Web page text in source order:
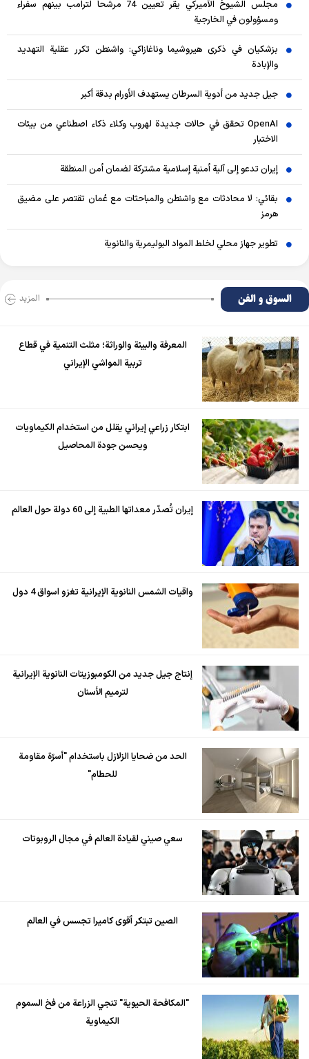
مجلس الشيوخ الأميركي يقر تعيين 74 مرشحاً لترامب بينهم سفراء
ومسؤولون في الخارجية
بزشكيان في ذكرى هيروشيما وناغازاكي: واشنطن تكرر عقلية التهديد
والإبادة
جيل جديد من أدوية السرطان يستهدف الأورام بدقة أكبر
OpenAI تحقق في حالات جديدة لهروب وكلاء ذكاء اصطناعي من بيئات
الاختبار
إيران تدعو إلى آلية أمنية إسلامية مشتركة لضمان أمن المنطقة
بقائي: لا محادثات مع واشنطن والمباحثات مع عُمان تقتصر على مضيق
هرمز
تطوير جهاز محلي لخلط المواد البوليمرية والنانوية
السوق و الفن المزید
المعرفة والبيئة والوراثة؛ مثلث التنمية في قطاع
تربية المواشي الإيراني
ابتكار زراعي إيراني يقلل من استخدام الكيماويات
ويحسن جودة المحاصيل
إيران تُصدّر معداتها الطبية إلى 60 دولة حول العالم
واقيات الشمس النانوية الإيرانية تغزو اسواق 4 دول
إنتاج جيل جديد من الكومبوزيتات النانوية الإيرانية
لترميم الأسنان
الحد من ضحايا الزلازل باستخدام "أسرّة مقاومة
للحطام"
سعي صيني لقيادة العالم في مجال الروبوتات
الصين تبتكر أقوى كاميرا تجسس في العالم
"المكافحة الحيوية" تنجي الزراعة من فخ السموم
الكيماوية